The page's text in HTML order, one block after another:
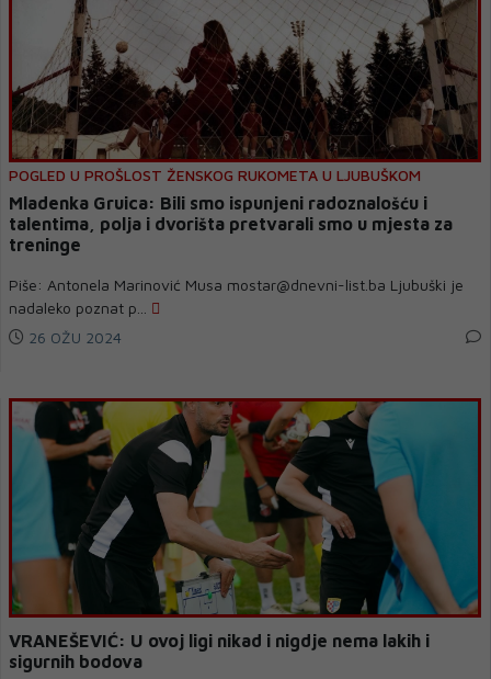
POGLED U PROŠLOST ŽENSKOG RUKOMETA U LJUBUŠKOM
Mladenka Gruica: Bili smo ispunjeni radoznalošću i
talentima, polja i dvorišta pretvarali smo u mjesta za
treninge
Piše: Antonela Marinović Musa mostar@dnevni-list.ba Ljubuški je
nadaleko poznat p...
26 OŽU 2024
VRANEŠEVIĆ: U ovoj ligi nikad i nigdje nema lakih i
sigurnih bodova